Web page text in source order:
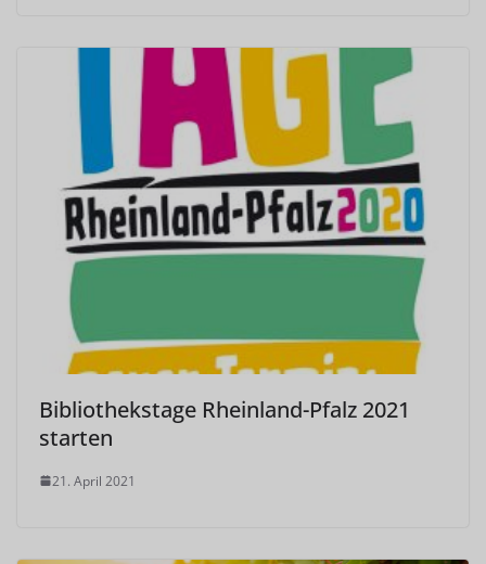
Bibliothekstage Rheinland-Pfalz 2021
starten
21. April 2021